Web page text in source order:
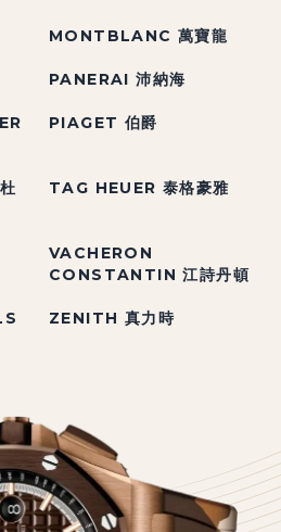
MONTBLANC 萬寶龍
PANERAI 沛納海
PIAGET 伯爵
TAG HEUER 泰格豪雅
VACHERON
CONSTANTIN 江詩丹頓
ZENITH 真力時